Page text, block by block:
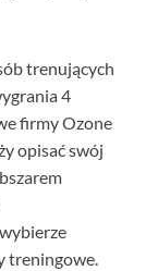
trenujących
4
firmy Ozone
opisać swój
treningowe.